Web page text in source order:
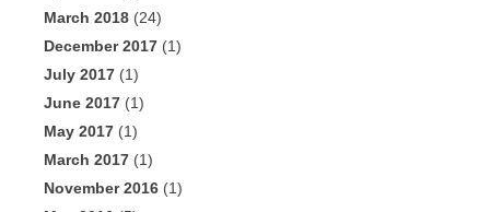
March 2018 (24)
December 2017 (1)
July 2017 (1)
June 2017 (1)
May 2017 (1)
March 2017 (1)
November 2016 (1)